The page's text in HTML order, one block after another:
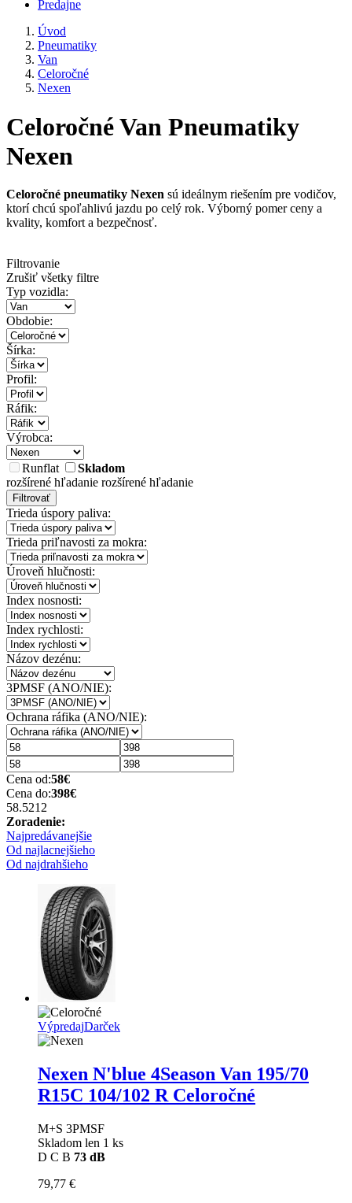
Predajne
Úvod
Pneumatiky
Van
Celoročné
Nexen
Celoročné Van Pneumatiky
Nexen
Celoročné pneumatiky Nexen sú ideálnym riešením pre vodičov,
ktorí chcú spoľahlivú jazdu po celý rok. Výborný pomer ceny a
kvality, komfort a bezpečnosť.
Filtrovanie
Zrušiť všetky filtre
Typ vozidla:
Obdobie:
Šírka:
Profil:
Ráfik:
Výrobca:
Runflat
Skladom
rozšírené hľadanie rozšírené hľadanie
Filtrovať
Trieda úspory paliva:
Trieda priľnavosti za mokra:
Úroveň hlučnosti:
Index nosnosti:
Index rychlosti:
Názov dezénu:
3PMSF (ANO/NIE):
Ochrana ráfika (ANO/NIE):
Cena od:58€
Cena do:398€
58.5212
Zoradenie:
Najpredávanejšie
Od najlacnejšieho
Od najdrahšieho
VýpredajDarček
Nexen N'blue 4Season Van 195/70
R15C 104/102 R Celoročné
M+S 3PMSF
Skladom len 1 ks
D C B 73 dB
79,77 €